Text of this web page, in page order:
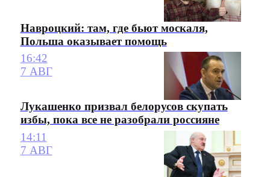
Навроцкий: там, где бьют москаля,
Польша оказывает помощь
16:42
7 АВГ
Лукашенко призвал белорусов скупать
избы, пока все не разобрали россияне
14:11
7 АВГ